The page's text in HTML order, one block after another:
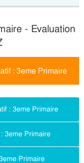
- Evaluation
: 3eme Primaire
: 3eme Primaire
3eme Primaire
Primaire